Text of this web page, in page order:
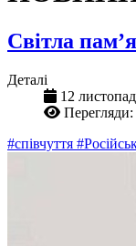
Світла
Деталі
12
#співчуття